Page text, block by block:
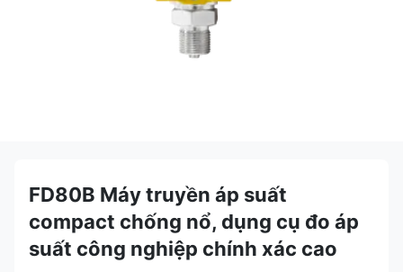
FD80B Máy truyền áp suất
compact chống nổ, dụng cụ đo áp
suất công nghiệp chính xác cao